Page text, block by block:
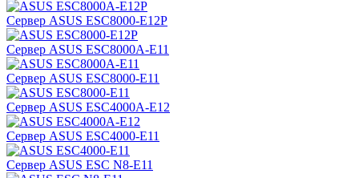
Сервер ASUS ESC8000-E12P
Сервер ASUS ESC8000A-E11
Сервер ASUS ESC8000-E11
Сервер ASUS ESC4000A-E12
Сервер ASUS ESC4000-E11
Сервер ASUS ESC N8-E11